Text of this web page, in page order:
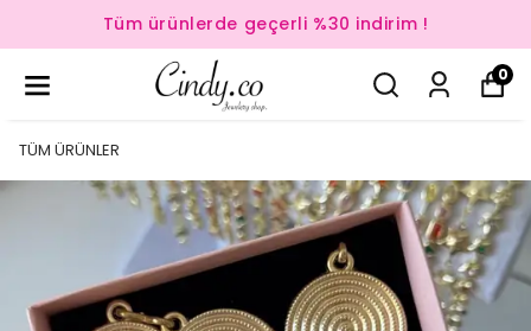
Tüm ürünlerde geçerli %30 indirim !
0
TÜM ÜRÜNLER